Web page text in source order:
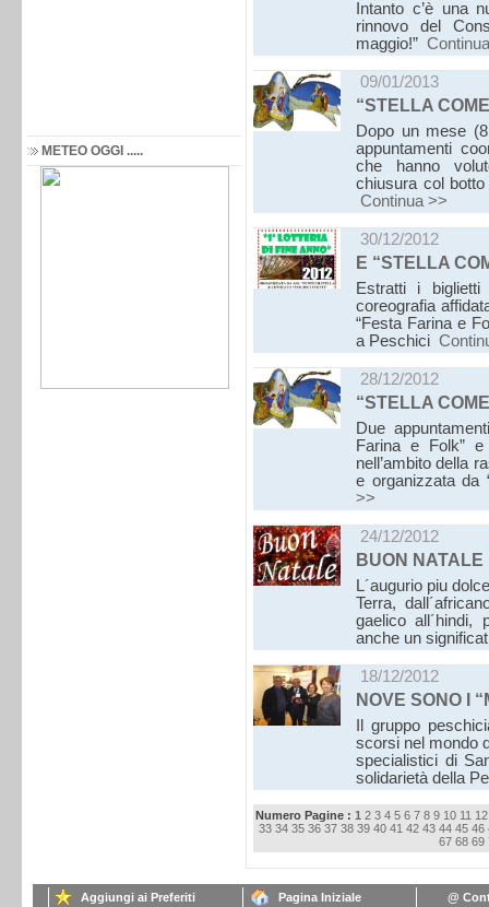
METEO OGGI .....
Intanto c’è una
rinnovo del
maggio!”
09/01/2013
“STELLA
Dopo un mese
appuntamenti
che hanno
chiusura col
Continua >>
30/12/2012
E “STELLA
Estratti i
coreografia
“Festa Farina e
a Peschici
28/12/2012
“STELLA
Due
Farina e Folk” e
nell’ambito della
e organizzata da
>>
24/12/2012
BUON NATALE
L´augurio piu
Terra,
gaelico all´hindi,
anche un
18/12/2012
NOVE SONO I
Il gruppo
scorsi nel mondo
specialistici di
solidarietà della
Numero Pagine : 1 2 3 4 5 6 7 8 9 10 11 12
33 34 35 36 37 38 39 40 41 42 43 44 45 46
67 68 69
Aggiungi ai Preferiti Pagina Iniziale @